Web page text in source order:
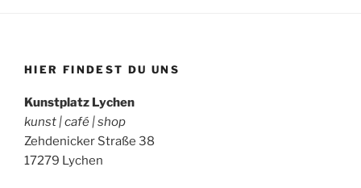
HIER FINDEST DU UNS
Kunstplatz Lychen
kunst | café | shop
Zehdenicker Straße 38
17279 Lychen